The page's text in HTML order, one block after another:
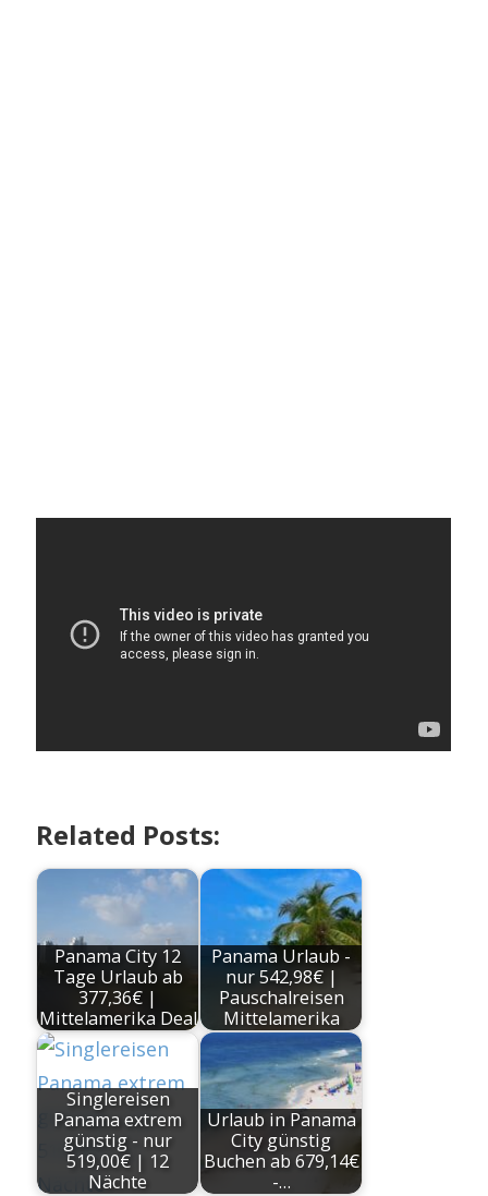
Related Posts:
Panama City 12
Tage Urlaub ab
377,36€ |
Mittelamerika Deal
Panama Urlaub -
nur 542,98€ |
Pauschalreisen
Mittelamerika
Singlereisen
Panama extrem
günstig - nur
519,00€ | 12
Nächte
Urlaub in Panama
City günstig
Buchen ab 679,14€
-…